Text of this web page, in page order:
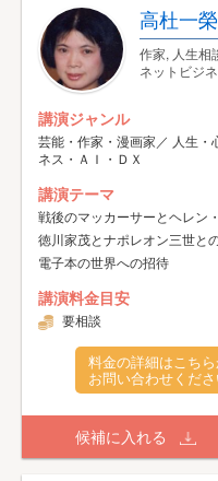
高杜一榮
作家, 人生相
ネットビジ
講演ジャンル
芸能・作家・漫画家／ 人生・
ネス・ＡＩ・ＤＸ
講演テーマ
戦後のマッカーサーとヘレン
徳川家茂とナポレオン三世と
電子本の世界への招待
講演料金目安
要相談
料金の詳細はこちら
お問い合わせくだ
候補に入れる